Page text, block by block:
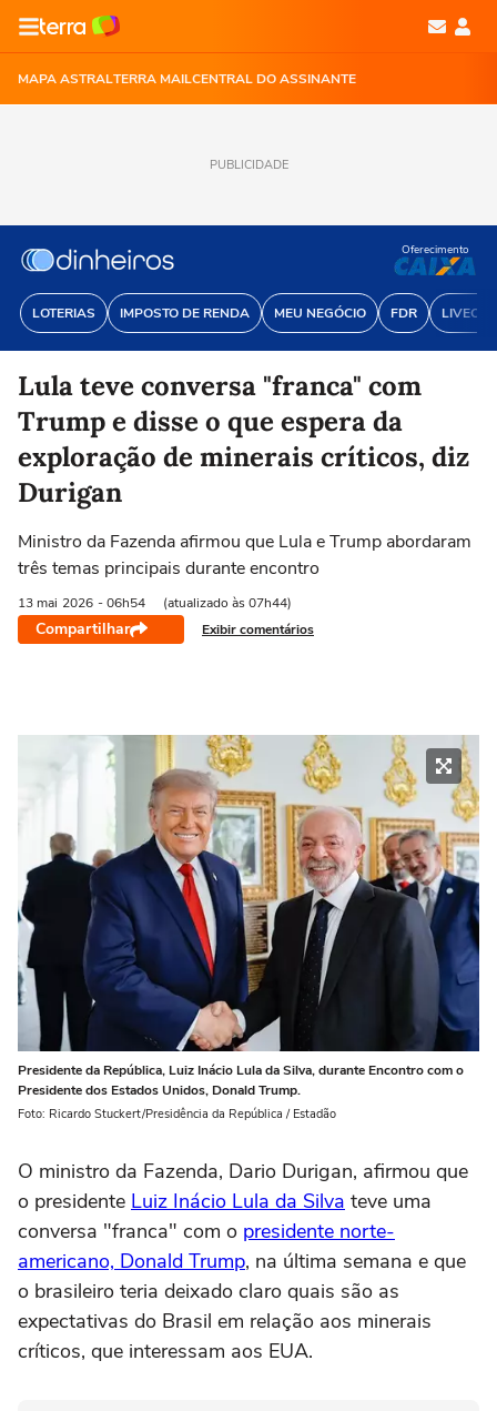
MAPA ASTRALTERRA MAILCENTRAL DO ASSINANTE
PUBLICIDADE
LOTERIAS IMPOSTO DE RENDA MEU NEGÓCIO FDR
Oferecimento
Lula teve conversa "franca" com
Trump e disse o que espera da
exploração de minerais críticos, diz
Durigan
Ministro da Fazenda afirmou que ‌Lula e Trump abordaram
três temas principais durante encontro
13 mai 2026 - 06h54 (atualizado às 07h44)
Compartilhar Exibir comentários
Presidente da República, Luiz Inácio Lula da Silva, durante Encontro com o
Presidente dos Estados Unidos, Donald Trump.
Foto: Ricardo Stuckert/Presidência da República / Estadão
O ministro da Fazenda, Dario Durigan, ‌afirmou que
o presidente Luiz Inácio Lula da Silva teve uma
conversa "franca" com o presidente norte-
americano, Donald Trump, na última semana e que
o brasileiro teria deixado claro quais são as
expectativas do Brasil em relação aos minerais
críticos, que interessam aos EUA.